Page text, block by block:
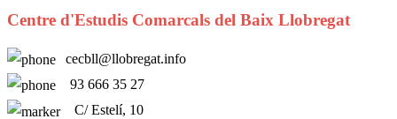
Centre d'Estudis Comarcals del Baix Llobregat
cecbll@llobregat.info
93 666 35 27
C/ Estelí, 10